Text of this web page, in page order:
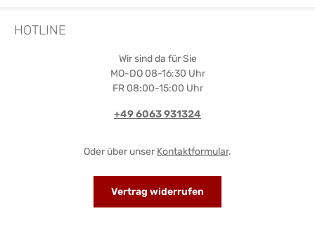
HOTLINE
Wir sind da für Sie
MO-DO 08-16:30 Uhr
FR 08:00-15:00 Uhr
+49 6063 931324
Oder über unser Kontaktformular.
Vertrag widerrufen